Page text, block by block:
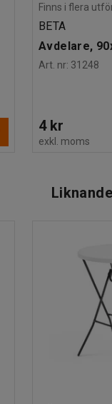
Finns i flera
BETA
Avdelare,
Art. nr: 31248
4 kr
exkl. moms